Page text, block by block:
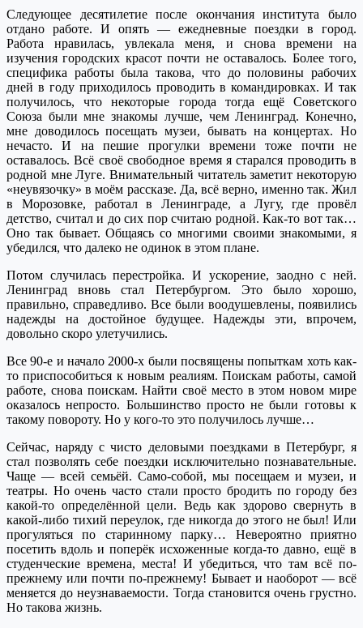
Следующее десятилетие после окончания института было
отдано работе. И опять — ежедневные поездки в город.
Работа нравилась, увлекала меня, и снова времени на
изучения городских красот почти не оставалось. Более того,
специфика работы была такова, что до половины рабочих
дней в году приходилось проводить в командировках. И так
получилось, что некоторые города тогда ещё Советского
Союза были мне знакомы лучше, чем Ленинград. Конечно,
мне доводилось посещать музеи, бывать на концертах. Но
нечасто. И на пешие прогулки времени тоже почти не
оставалось. Всё своё свободное время я старался проводить в
родной мне Луге. Внимательный читатель заметит некоторую
«неувязочку» в моём рассказе. Да, всё верно, именно так. Жил
в Морозовке, работал в Ленинграде, а Лугу, где провёл
детство, считал и до сих пор считаю родной. Как-то вот так…
Оно так бывает. Общаясь со многими своими знакомыми, я
убедился, что далеко не одинок в этом плане.
Потом случилась перестройка. И ускорение, заодно с ней.
Ленинград вновь стал Петербургом. Это было хорошо,
правильно, справедливо. Все были воодушевлены, появились
надежды на достойное будущее. Надежды эти, впрочем,
довольно скоро улетучились.
Все 90-е и начало 2000-х были посвящены попыткам хоть как-
то приспособиться к новым реалиям. Поискам работы, самой
работе, снова поискам. Найти своё место в этом новом мире
оказалось непросто. Большинство просто не были готовы к
такому повороту. Но у кого-то это получилось лучше…
Сейчас, наряду с чисто деловыми поездками в Петербург, я
стал позволять себе поездки исключительно познавательные.
Чаще — всей семьёй. Само-собой, мы посещаем и музеи, и
театры. Но очень часто стали просто бродить по городу без
какой-то определённой цели. Ведь как здорово свернуть в
какой-либо тихий переулок, где никогда до этого не был! Или
прогуляться по старинному парку… Невероятно приятно
посетить вдоль и поперёк исхоженные когда-то давно, ещё в
студенческие времена, места! И убедиться, что там всё по-
прежнему или почти по-прежнему! Бывает и наоборот — всё
меняется до неузнаваемости. Тогда становится очень грустно.
Но такова жизнь.